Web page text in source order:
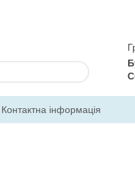
Контактна інформація